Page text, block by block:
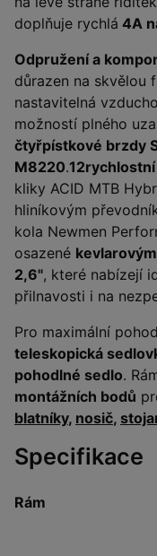
doplňuje rychlá 4A
Odpružení a
důrazen na skvělou
nastavitelná
možností plného
čtyřpístkové brzdy
M8220.
kliky ACID MTB
hliníkovým
kola Newmen
osazené
2,6", které nabízejí
přilnavosti i na
Pro maximální
teleskopická
pohodlné sedlo.
montážních bodů
blatníky, nosič,
Specifikace
Rám